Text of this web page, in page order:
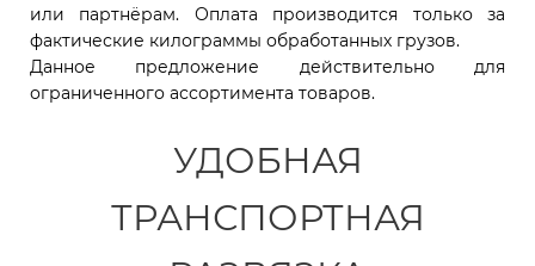
или партнёрам. Оплата производится только за
фактические килограммы обработанных грузов.
Данное предложение действительно для
ограниченного ассортимента товаров.
УДОБНАЯ
ТРАНСПОРТНАЯ